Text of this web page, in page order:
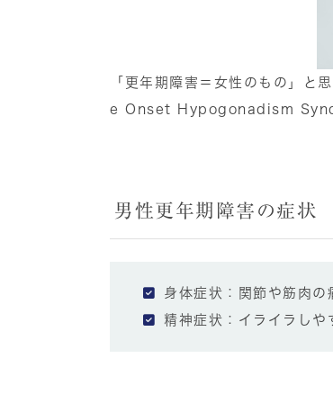
「更年期障害＝女性のもの」と
e Onset Hypogonadism
男性更年期障害の症状
身体症状：関節や筋肉の
精神症状：イライラし